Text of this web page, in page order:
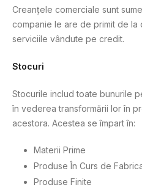
Creanțele comerciale sunt
companie le are de primit de la
serviciile vândute pe credit.
Stocuri
Stocurile includ toate bunurile
în vederea transformării lor în
acestora. Acestea se împart în:
Materii Prime
Produse În Curs de
Produse Finite